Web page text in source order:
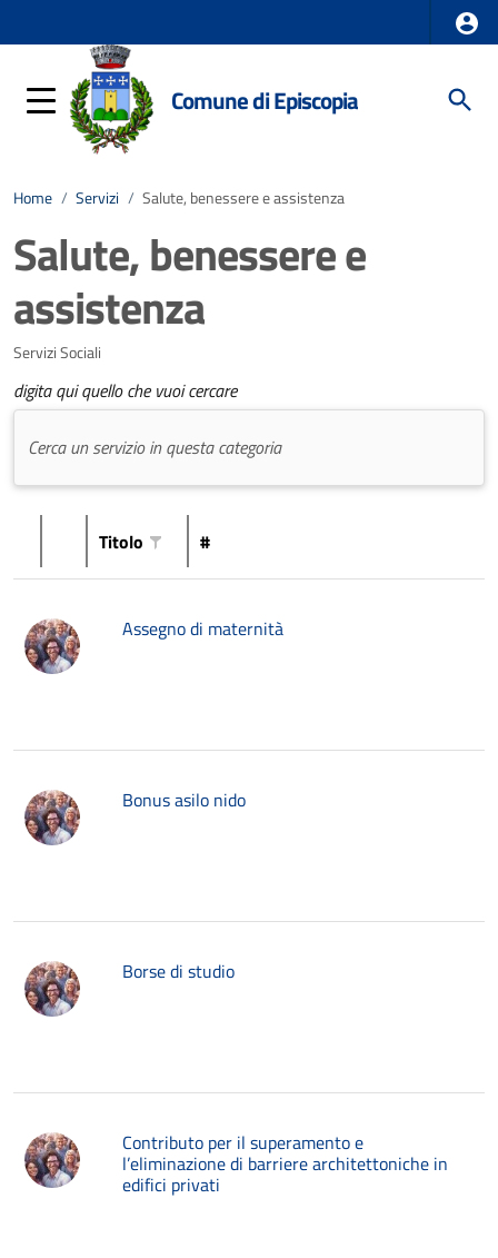
Comune di Episcopia
Home / Servizi / Salute, benessere e assistenza
Salute, benessere e
assistenza
Servizi Sociali
digita qui quello che vuoi cercare
Titolo #
Assegno di maternità
Bonus asilo nido
Borse di studio
Contributo per il superamento e
l’eliminazione di barriere architettoniche in
edifici privati